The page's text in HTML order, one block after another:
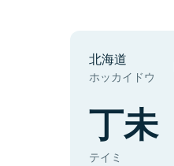
北海道
ホッカイドウ
丁未
テイミ